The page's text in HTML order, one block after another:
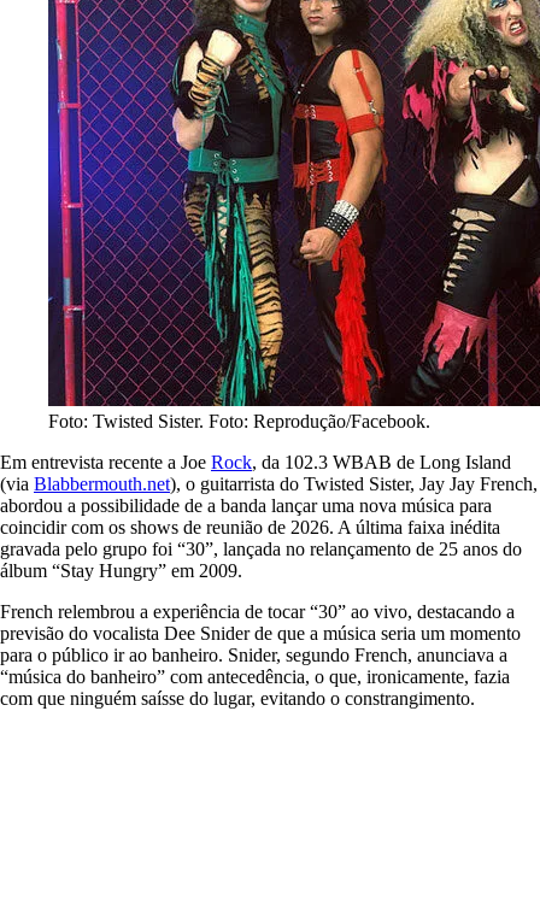
Foto: Twisted Sister. Foto: Reprodução/Facebook.
Em entrevista recente a Joe Rock, da 102.3 WBAB de Long Island
(via Blabbermouth.net), o guitarrista do Twisted Sister, Jay Jay French,
abordou a possibilidade de a banda lançar uma nova música para
coincidir com os shows de reunião de 2026. A última faixa inédita
gravada pelo grupo foi “30”, lançada no relançamento de 25 anos do
álbum “Stay Hungry” em 2009.
French relembrou a experiência de tocar “30” ao vivo, destacando a
previsão do vocalista Dee Snider de que a música seria um momento
para o público ir ao banheiro. Snider, segundo French, anunciava a
“música do banheiro” com antecedência, o que, ironicamente, fazia
com que ninguém saísse do lugar, evitando o constrangimento.